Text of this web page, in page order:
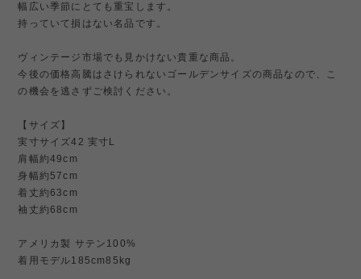
幅広い季節にとても重宝します。
持っていて損はない名品です。
ヴィンテージ市場でも見かけない貴重な商品。
今後の価格高騰はさけられないゴールデンサイズの商品なので、こ
の機会を逃さずご検討ください。
【サイズ】
実寸サイズ42 実寸L
肩幅約49cm
身幅約57cm
着丈約63cm
袖丈約68cm
アメリカ製 サテン100%
着用モデル185cm85kg